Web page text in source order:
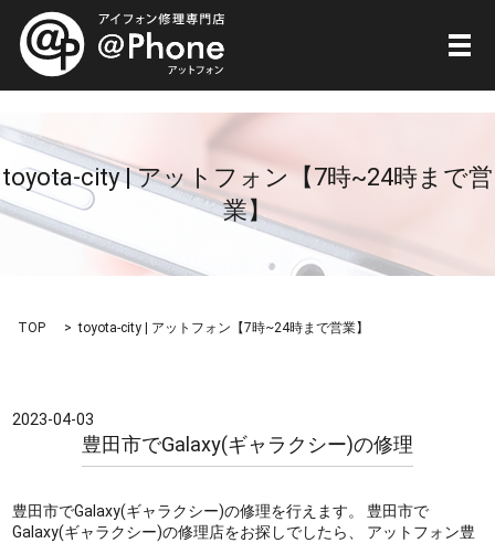
メ
toyota-city | アットフォン【7時~24時まで営
業】
TOP toyota-city | アットフォン【7時~24時まで営業】
2023-04-03
豊田市でGalaxy(ギャラクシー)の修理
豊田市でGalaxy(ギャラクシー)の修理を行えます。 豊田市で
Galaxy(ギャラクシー)の修理店をお探しでしたら、 アットフォン豊